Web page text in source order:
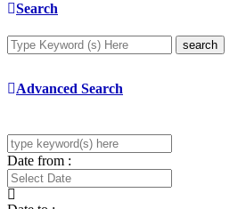
Search
search
Advanced Search
Date from :